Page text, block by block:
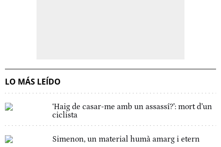
LO MÁS LEÍDO
‘Haig de casar-me amb un assassí?’: mort d’un
ciclista
Simenon, un material humà amarg i etern